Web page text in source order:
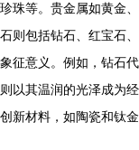
珠等。贵金属如黄金、
则包括钻石、红宝石、
征意义。例如，钻石代
以其温润的光泽成为经
新材料，如陶瓷和钛金